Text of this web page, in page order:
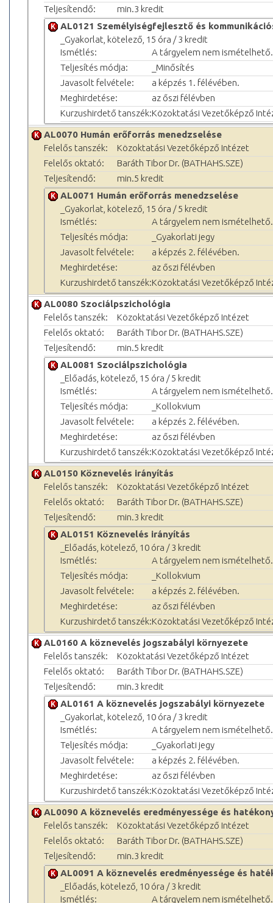
Teljesítendő:
min.3 kredit
AL0121 Személyiségfejlesztő és
_Gyakorlat, kötelező, 15 óra / 3 kredit
Ismétlés:
A tárgyelem nem ismételhető.
Teljesítés módja:
_Minősítés
Javasolt felvétele:
a képzés 1. félévében.
Meghirdetése:
az őszi félévben
Kurzushirdető tanszék:Közoktatási Vezetőképző
AL0070 Humán erőforrás menedzselése
Felelős tanszék:
Közoktatási Vezetőképző Intézet
Felelős oktató:
Baráth Tibor Dr. (BATHAHS.SZE)
Teljesítendő:
min.5 kredit
AL0071 Humán erőforrás menedzselése
_Gyakorlat, kötelező, 15 óra / 5 kredit
Ismétlés:
A tárgyelem nem ismételhető.
Teljesítés módja:
_Gyakorlati jegy
Javasolt felvétele:
a képzés 2. félévében.
Meghirdetése:
az őszi félévben
Kurzushirdető tanszék:Közoktatási Vezetőképző
AL0080 Szociálpszichológia
Felelős tanszék:
Közoktatási Vezetőképző Intézet
Felelős oktató:
Baráth Tibor Dr. (BATHAHS.SZE)
Teljesítendő:
min.5 kredit
AL0081 Szociálpszichológia
_Előadás, kötelező, 15 óra / 5 kredit
Ismétlés:
A tárgyelem nem ismételhető.
Teljesítés módja:
_Kollokvium
Javasolt felvétele:
a képzés 2. félévében.
Meghirdetése:
az őszi félévben
Kurzushirdető tanszék:Közoktatási Vezetőképző
AL0150 Köznevelés irányítás
Felelős tanszék:
Közoktatási Vezetőképző Intézet
Felelős oktató:
Baráth Tibor Dr. (BATHAHS.SZE)
Teljesítendő:
min.3 kredit
AL0151 Köznevelés irányítás
_Előadás, kötelező, 10 óra / 3 kredit
Ismétlés:
A tárgyelem nem ismételhető.
Teljesítés módja:
_Kollokvium
Javasolt felvétele:
a képzés 2. félévében.
Meghirdetése:
az őszi félévben
Kurzushirdető tanszék:Közoktatási Vezetőképző
AL0160 A köznevelés jogszabályi környezete
Felelős tanszék:
Közoktatási Vezetőképző Intézet
Felelős oktató:
Baráth Tibor Dr. (BATHAHS.SZE)
Teljesítendő:
min.3 kredit
AL0161 A köznevelés jogszabályi környezete
_Gyakorlat, kötelező, 10 óra / 3 kredit
Ismétlés:
A tárgyelem nem ismételhető.
Teljesítés módja:
_Gyakorlati jegy
Javasolt felvétele:
a képzés 2. félévében.
Meghirdetése:
az őszi félévben
Kurzushirdető tanszék:Közoktatási Vezetőképző
AL0090 A köznevelés eredményessége és
Felelős tanszék:
Közoktatási Vezetőképző Intézet
Felelős oktató:
Baráth Tibor Dr. (BATHAHS.SZE)
Teljesítendő:
min.3 kredit
AL0091 A köznevelés eredményessége és
_Előadás, kötelező, 10 óra / 3 kredit
Ismétlés:
A tárgyelem nem ismételhető.